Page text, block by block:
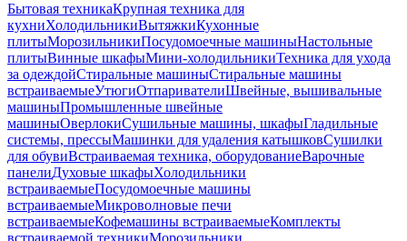
Бытовая техникаКрупная техника для
кухниХолодильникиВытяжкиКухонные
плитыМорозильникиПосудомоечные машиныНастольные
плитыВинные шкафыМини-холодильникиТехника для ухода
за одеждойСтиральные машиныСтиральные машины
встраиваемыеУтюгиОтпаривателиШвейные, вышивальные
машиныПромышленные швейные
машиныОверлокиСушильные машины, шкафыГладильные
системы, прессыМашинки для удаления катышковСушилки
для обувиВстраиваемая техника, оборудованиеВарочные
панелиДуховые шкафыХолодильники
встраиваемыеПосудомоечные машины
встраиваемыеМикроволновые печи
встраиваемыеКофемашины встраиваемыеКомплекты
встраиваемой техникиМорозильники